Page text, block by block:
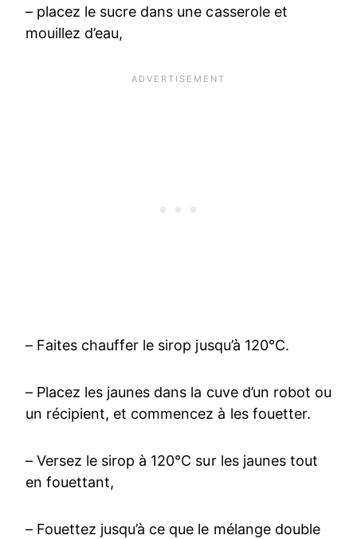
– placez le sucre dans une casserole et
mouillez d’eau,
– Faites chauffer le sirop jusqu’à 120°C.
– Placez les jaunes dans la cuve d’un robot ou
un récipient, et commencez à les fouetter.
– Versez le sirop à 120°C sur les jaunes tout
en fouettant,
– Fouettez jusqu’à ce que le mélange double